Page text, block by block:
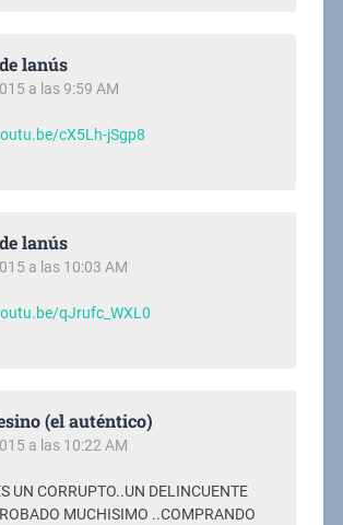
lanús
a las 9:59 AM
cX5Lh-jSgp8
lanús
a las 10:03 AM
qJrufc_WXL0
(el auténtico)
a las 10:22 AM
UN CORRUPTO..UN DELINCUENTE
MUCHISIMO ..COMPRANDO